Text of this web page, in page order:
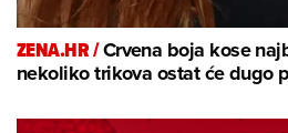
ZENA.HR /Crvena boja kose
nekoliko trikova ostat će dugo